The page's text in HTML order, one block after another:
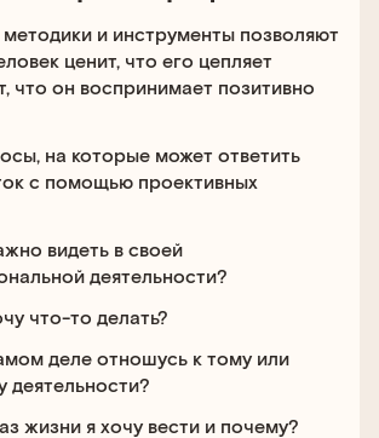
и инструменты позволяют
ценит, что его цепляет
что он воспринимает позитивно
на которые может ответить
с помощью проективных
видеть в своей
деятельности?
что-то делать?
деле отношусь к тому или
деятельности?
жизни я хочу вести и почему?